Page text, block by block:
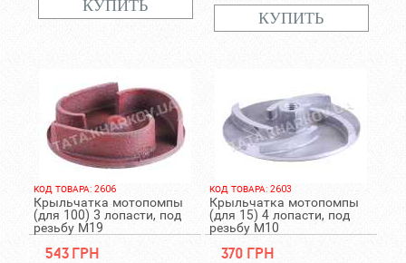
КОД ТОВАРА: 2606
Крыльчатка мотопомпы
(для 100) 3 лопасти, под
резьбу М19
543 грн
КОД ТОВАРА: 2603
Крыльчатка мотопомпы
(для 15) 4 лопасти, под
резьбу М10
370 грн